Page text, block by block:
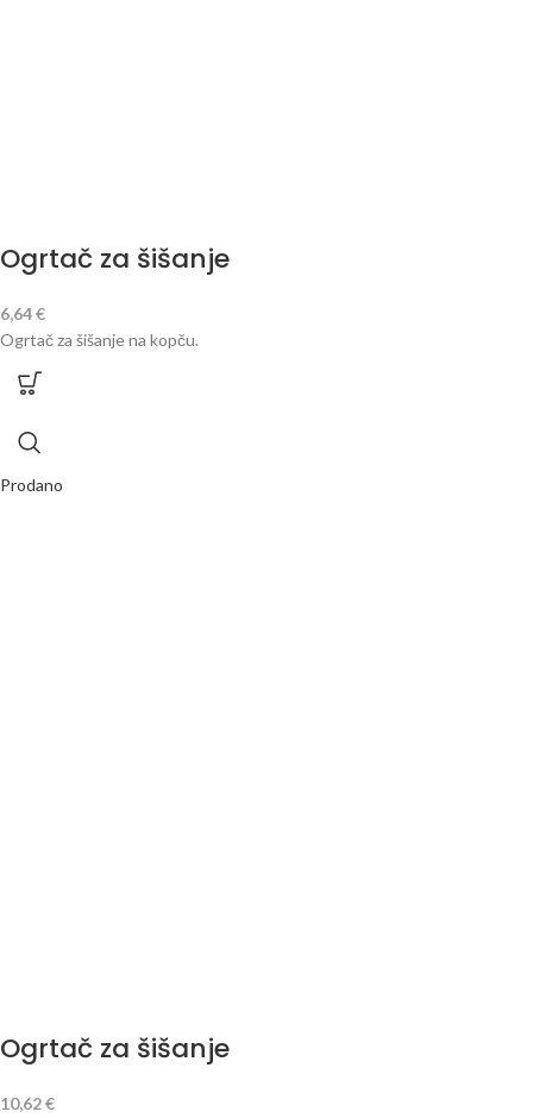
Ogrtač za šišanje
6,64€
Ogrtač za šišanje na kopču.
Prodano
Ogrtač za šišanje
10,62€